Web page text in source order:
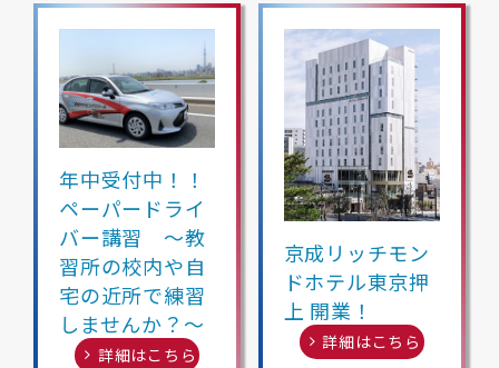
年中受付中！！
ペーパードライ
バー講習 ～教
習所の校内や自
宅の近所で練習
しませんか？～
詳細はこちら
京成リッチモン
ドホテル東京押
上 開業！
詳細はこちら